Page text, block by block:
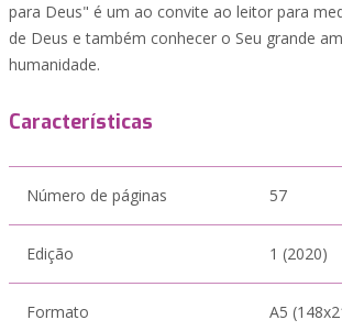
para Deus" é um ao convite ao leitor para
de Deus e também conhecer o Seu grande
humanidade.
Características
Número de páginas 57
Edição 1 (2020)
Formato A5